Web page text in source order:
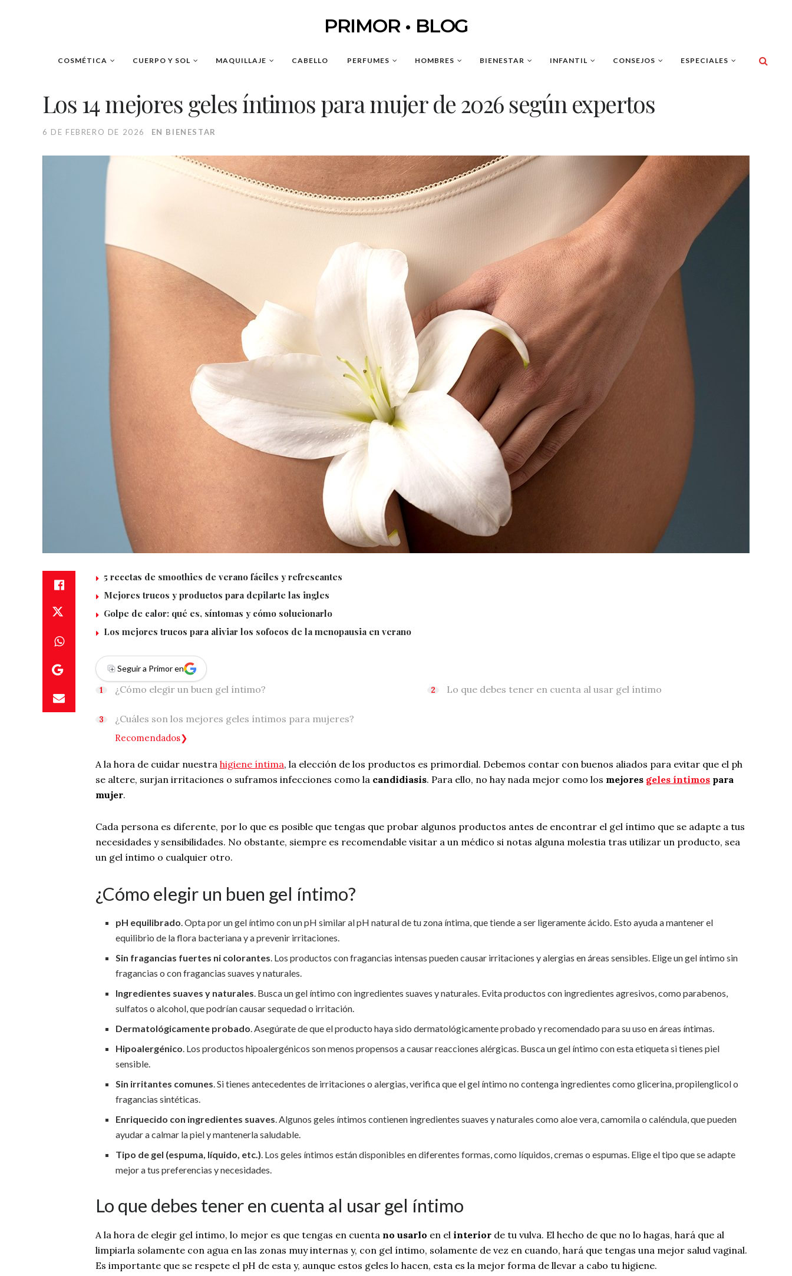
PRIMOR • BLOG
COSMÉTICA CUERPO Y SOL MAQUILLAJE CABELLO PERFUMES HOMBRES BIENESTAR INFANTIL CONSEJOS ESPECIALES
Los 14 mejores geles íntimos para mujer de 2026 según expertos
6 DE FEBRERO DE 2026 EN BIENESTAR
5 recetas de smoothies de verano fáciles y refrescantes
Mejores trucos y productos para depilarte las ingles
Golpe de calor: qué es, síntomas y cómo solucionarlo
Los mejores trucos para aliviar los sofocos de la menopausia en verano
Seguir a Primor en
¿Cómo elegir un buen gel íntimo? Lo que debes tener en cuenta al usar gel íntimo
¿Cuáles son los mejores geles íntimos para mujeres?
Recomendados
A la hora de cuidar nuestra higiene íntima, la elección de los productos es primordial. Debemos contar con buenos aliados para evitar que el ph
se altere, surjan irritaciones o suframos infecciones como la candidiasis. Para ello, no hay nada mejor como los mejores geles íntimos para
mujer.
Cada persona es diferente, por lo que es posible que tengas que probar algunos productos antes de encontrar el gel íntimo que se adapte a tus
necesidades y sensibilidades. No obstante, siempre es recomendable visitar a un médico si notas alguna molestia tras utilizar un producto, sea
un gel íntimo o cualquier otro.
¿Cómo elegir un buen gel íntimo?
pH equilibrado. Opta por un gel íntimo con un pH similar al pH natural de tu zona íntima, que tiende a ser ligeramente ácido. Esto ayuda a mantener el
equilibrio de la flora bacteriana y a prevenir irritaciones.
Sin fragancias fuertes ni colorantes. Los productos con fragancias intensas pueden causar irritaciones y alergias en áreas sensibles. Elige un gel íntimo sin
fragancias o con fragancias suaves y naturales.
Ingredientes suaves y naturales. Busca un gel íntimo con ingredientes suaves y naturales. Evita productos con ingredientes agresivos, como parabenos,
sulfatos o alcohol, que podrían causar sequedad o irritación.
Dermatológicamente probado. Asegúrate de que el producto haya sido dermatológicamente probado y recomendado para su uso en áreas íntimas.
Hipoalergénico. Los productos hipoalergénicos son menos propensos a causar reacciones alérgicas. Busca un gel íntimo con esta etiqueta si tienes piel
sensible.
Sin irritantes comunes. Si tienes antecedentes de irritaciones o alergias, verifica que el gel íntimo no contenga ingredientes como glicerina, propilenglicol o
fragancias sintéticas.
Enriquecido con ingredientes suaves. Algunos geles íntimos contienen ingredientes suaves y naturales como aloe vera, camomila o caléndula, que pueden
ayudar a calmar la piel y mantenerla saludable.
Tipo de gel (espuma, líquido, etc.). Los geles íntimos están disponibles en diferentes formas, como líquidos, cremas o espumas. Elige el tipo que se adapte
mejor a tus preferencias y necesidades.
Lo que debes tener en cuenta al usar gel íntimo
A la hora de elegir gel íntimo, lo mejor es que tengas en cuenta no usarlo en el interior de tu vulva. El hecho de que no lo hagas, hará que al
limpiarla solamente con agua en las zonas muy internas y, con gel íntimo, solamente de vez en cuando, hará que tengas una mejor salud vaginal.
Es importante que se respete el pH de esta y, aunque estos geles lo hacen, esta es la mejor forma de llevar a cabo tu higiene.